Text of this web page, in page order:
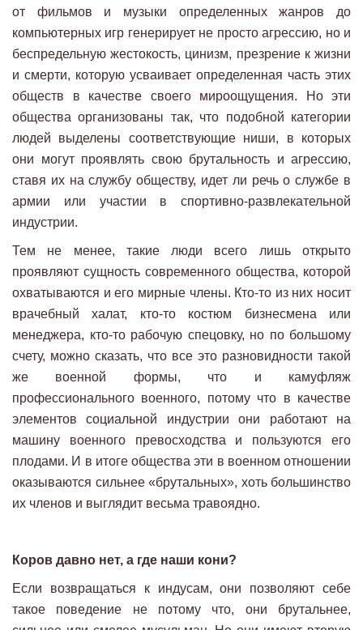
от фильмов и музыки определенных жанров до
компьютерных игр генерирует не просто агрессию, но и
беспредельную жестокость, цинизм, презрение к жизни
и смерти, которую усваивает определенная часть этих
обществ в качестве своего мироощущения. Но эти
общества организованы так, что подобной категории
людей выделены соответствующие ниши, в которых
они могут проявлять свою брутальность и агрессию,
ставя их на службу обществу, идет ли речь о службе в
армии или участии в спортивно-развлекательной
индустрии.
Тем не менее, такие люди всего лишь открыто
проявляют сущность современного общества, которой
охватываются и его мирные члены. Кто-то из них носит
врачебный халат, кто-то костюм бизнесмена или
менеджера, кто-то рабочую спецовку, но по большому
счету, можно сказать, что все это разновидности такой
же военной формы, что и камуфляж
профессионального военного, потому что в качестве
элементов социальной индустрии они работают на
машину военного превосходства и пользуются его
плодами. И в итоге общества эти в военном отношении
оказываются сильнее «брутальных», хоть большинство
их членов и выглядит весьма травоядно.
Коров давно нет, а где наши кони?
Если возвращаться к индусам, они позволяют себе
такое поведение не потому что, они брутальнее,